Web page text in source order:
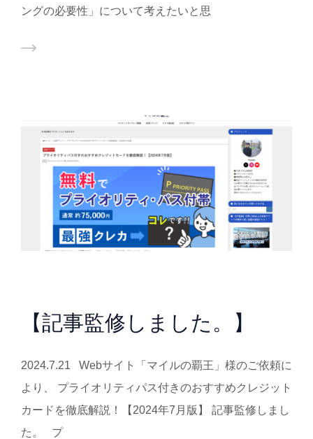
ングの必要性」について考えたいと思
【記事監修しました。】
2024.7.21 Webサイト「マイルの覇王」様のご依頼に
より、 プライオリティパス付きのおすすめクレジット
カードを徹底解説！【2024年7月版】 記事監修しまし
た。 プ